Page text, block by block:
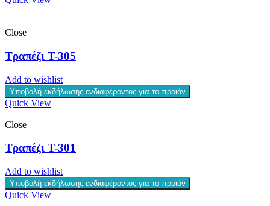
Close
Τραπέζι T-305
Add to wishlist
Υποβολή εκδήλωσης ενδιαφέροντος για το προϊόν
Quick View
Close
Τραπέζι T-301
Add to wishlist
Υποβολή εκδήλωσης ενδιαφέροντος για το προϊόν
Quick View